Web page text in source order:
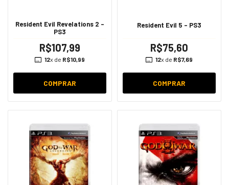
Resident Evil Revelations 2 -
PS3
R$107,99
12x de R$10,99
COMPRAR
Resident Evil 5 - PS3
R$75,60
12x de R$7,69
COMPRAR